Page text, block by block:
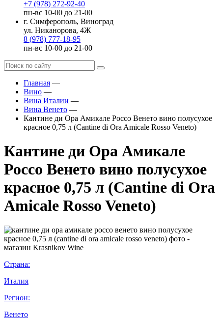
+7 (978) 272-92-40
пн-вс 10-00 до 21-00
г. Симферополь, Виноград
ул. Никанорова, 4Ж
8 (978) 777-18-95
пн-вс 10-00 до 21-00
Главная —
Вино —
Вина Италии —
Вина Венето —
Кантине ди Ора Амикале Россо Венето вино полусухое
красное 0,75 л (Cantine di Ora Amicale Rosso Veneto)
Кантине ди Ора Амикале
Россо Венето вино полусухое
красное 0,75 л (Cantine di Ora
Amicale Rosso Veneto)
Страна:
Италия
Регион:
Венето